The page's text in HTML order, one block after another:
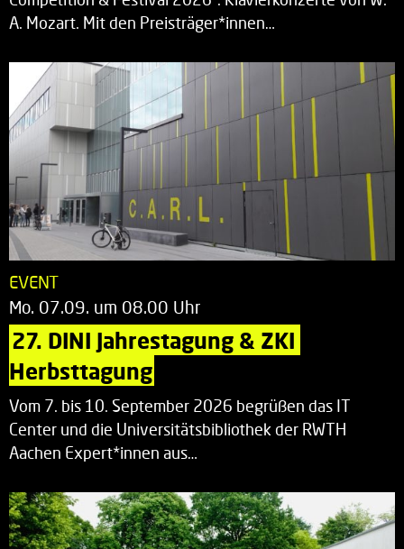
A. Mozart. Mit den Preisträger*innen…
EVENT
Mo. 07.09. um 08.00 Uhr
27. DINI Jahrestagung & ZKI
Herbsttagung
Vom 7. bis 10. September 2026 begrüßen das IT
Center und die Universitätsbibliothek der RWTH
Aachen Expert*innen aus…